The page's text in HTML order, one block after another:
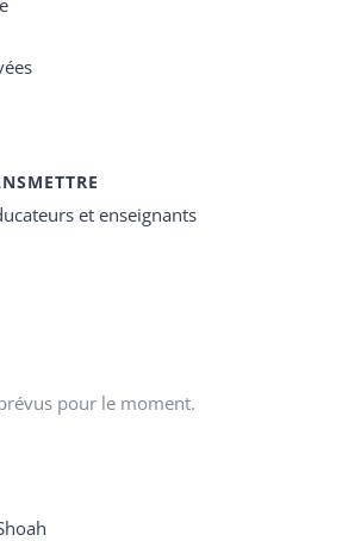
et enseignants
pour le moment.